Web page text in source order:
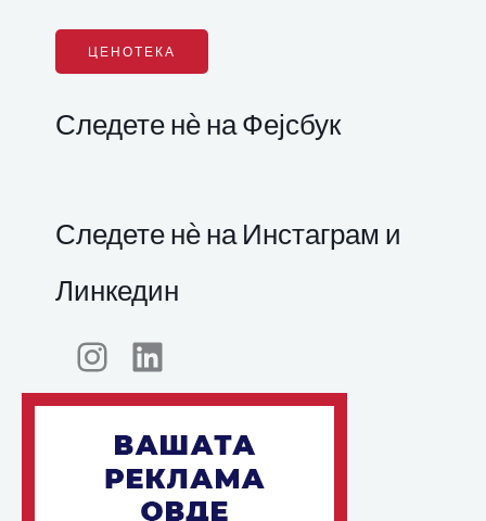
ЦЕНОТЕКА
Следете нѐ на Фејсбук
Следете нѐ на Инстаграм и
Линкедин